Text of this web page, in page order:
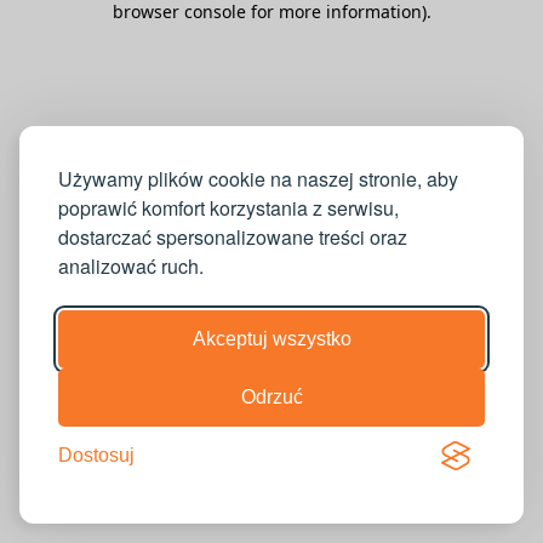
Używamy plików cookie na naszej stronie, aby
poprawić komfort korzystania z serwisu,
dostarczać spersonalizowane treści oraz
analizować ruch.
Akceptuj wszystko
Odrzuć
Dostosuj
browser console for more information).